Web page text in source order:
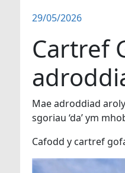
29/05/2026
Cartref
Mae adroddiad
sgoriau ‘da’ ym
Cafodd y cartref